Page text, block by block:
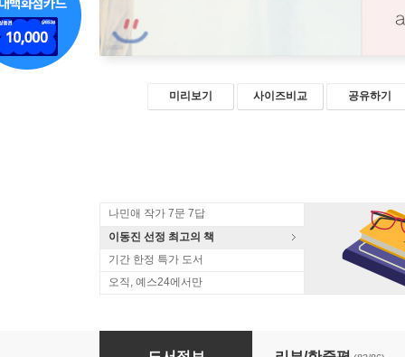
미리보기 사이즈비교 공유하기
나민애 작가 7문 7답
이동진 선정 최고의 책
기간 한정 특가 도서
오직, 예스24에서만
무엇이 되지 않더라도